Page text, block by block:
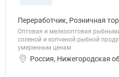
Переработчик, Розничная
Оптовая и мелкооптовая
соленой и копченой рыбной
умеренным ценам.
Россия, Нижегородская